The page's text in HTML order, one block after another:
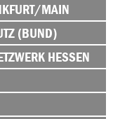
MAIN
(BUND)
HESSEN